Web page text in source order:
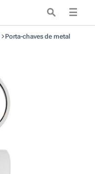
☰
Porta-chaves de metal